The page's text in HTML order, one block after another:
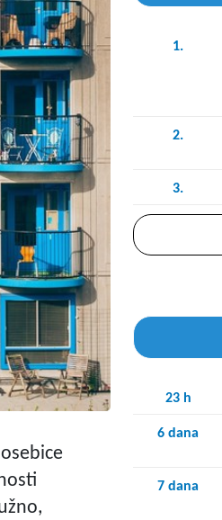
1.
2.
3.
23 h
6 dana
7 dana